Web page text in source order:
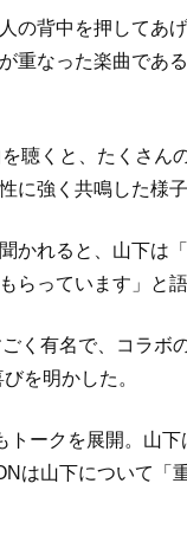
の背中を押してあげ
重なった楽曲であ
聴くと、たくさん
に強く共鳴した様子
かれると、山下は
らっています」と語
く有名で、コラボ
を明かした。
トークを展開。山
は山下について「